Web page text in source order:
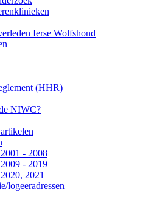
Ierse Wolfshond
(HHR)
NIWC?
- 2008
- 2019
2021
logeeradressen